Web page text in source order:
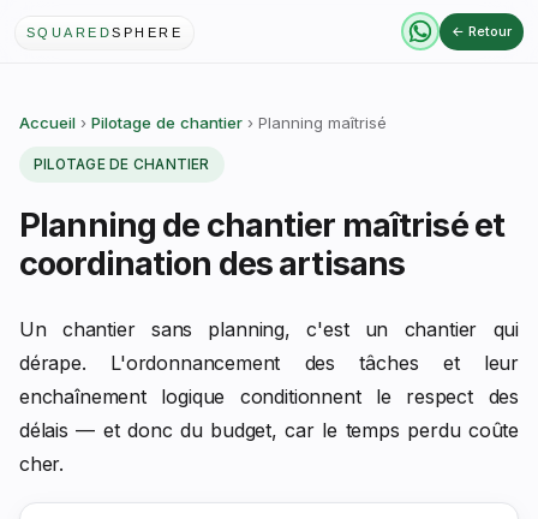
SQUAREDSPHERE ← Retour
Accueil › Pilotage de chantier › Planning maîtrisé
PILOTAGE DE CHANTIER
Planning de chantier maîtrisé et
coordination des artisans
Un chantier sans planning, c'est un chantier qui
dérape. L'ordonnancement des tâches et leur
enchaînement logique conditionnent le respect des
délais — et donc du budget, car le temps perdu coûte
cher.